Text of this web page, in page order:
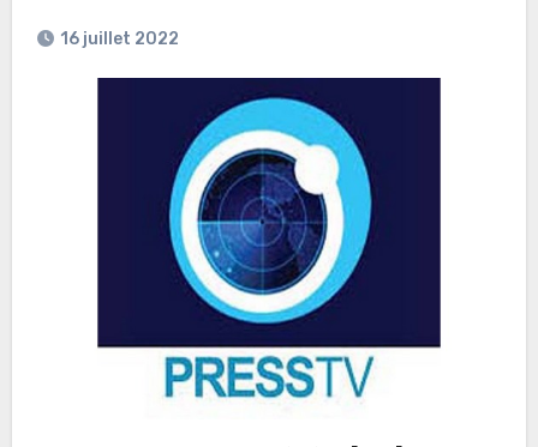
16 juillet 2022